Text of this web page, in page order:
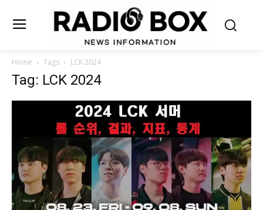
Home Tags LCK 2024
Tag: LCK 2024